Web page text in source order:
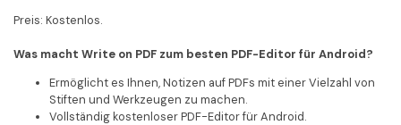
Preis: Kostenlos.
Was macht Write on PDF zum besten PDF-Editor für Android?
Ermöglicht es Ihnen, Notizen auf PDFs mit einer Vielzahl von
Stiften und Werkzeugen zu machen.
Vollständig kostenloser PDF-Editor für Android.